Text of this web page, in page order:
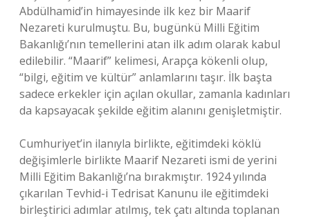
Abdülhamid’in himayesinde ilk kez bir Maarif
Nezareti kurulmuştu. Bu, bugünkü Milli Eğitim
Bakanlığı’nın temellerini atan ilk adım olarak kabul
edilebilir. “Maarif” kelimesi, Arapça kökenli olup,
“bilgi, eğitim ve kültür” anlamlarını taşır. İlk başta
sadece erkekler için açılan okullar, zamanla kadınları
da kapsayacak şekilde eğitim alanını genişletmiştir.
Cumhuriyet’in ilanıyla birlikte, eğitimdeki köklü
değişimlerle birlikte Maarif Nezareti ismi de yerini
Milli Eğitim Bakanlığı’na bırakmıştır. 1924 yılında
çıkarılan Tevhid-i Tedrisat Kanunu ile eğitimdeki
birleştirici adımlar atılmış, tek çatı altında toplanan